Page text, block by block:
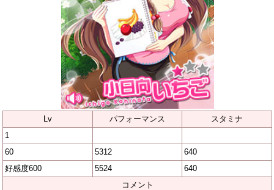
Lv パフォーマンス
スタミナ
1
60
5312
640
好感度600
5524
640
コメント